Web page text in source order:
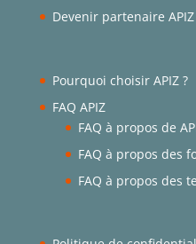
Devenir partenaire APIZ
Pourquoi choisir APIZ ?
FAQ APIZ
FAQ à propos de
FAQ à propos des
FAQ à propos des